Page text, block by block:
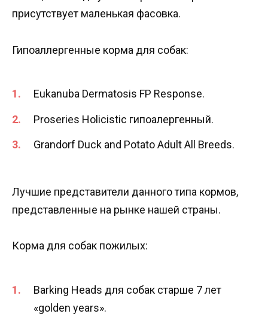
присутствует маленькая фасовка.
Гипоаллергенные корма для собак:
Eukanuba Dermatosis FP Response.
Proseries Holicistic гипоалергенный.
Grandorf Duck and Potato Adult All Breeds.
Лучшие представители данного типа кормов,
представленные на рынке нашей страны.
Корма для собак пожилых:
Barking Heads для собак старше 7 лет
«golden years».